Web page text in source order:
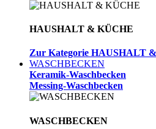
HAUSHALT & KÜCHE
Zur Kategorie HAUSHALT
WASCHBECKEN
Keramik-Waschbecken
Messing-Waschbecken
WASCHBECKEN